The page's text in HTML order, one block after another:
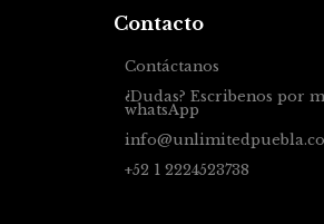
Contacto
Contáctanos
¿Dudas? Escribenos por
whatsApp
+52 1 2224523738